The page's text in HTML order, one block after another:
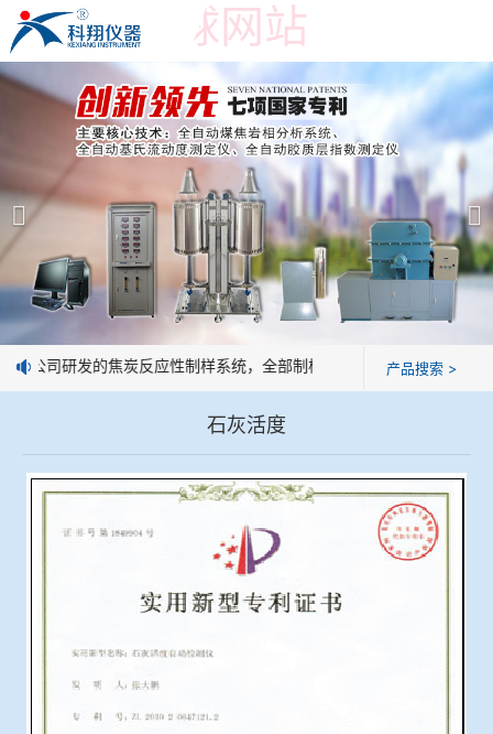
世界杯押球网站
世界杯押球网站
产品展示 ＞
焦炭高温性能检测系统
焦化行业检测及优化配煤设备
球团矿/烧结矿/块矿高温冶金性能检测系统
烧结/球团优化配矿研究设备
高炉配吹煤检测设备
公司简介
世界杯押球网站
企业业绩
技术交流
标准下载
企业荣誉
我公司研发的焦炭反应性制样系统，全部制样过程机械化操作，没有
产品搜索 >
石灰活度